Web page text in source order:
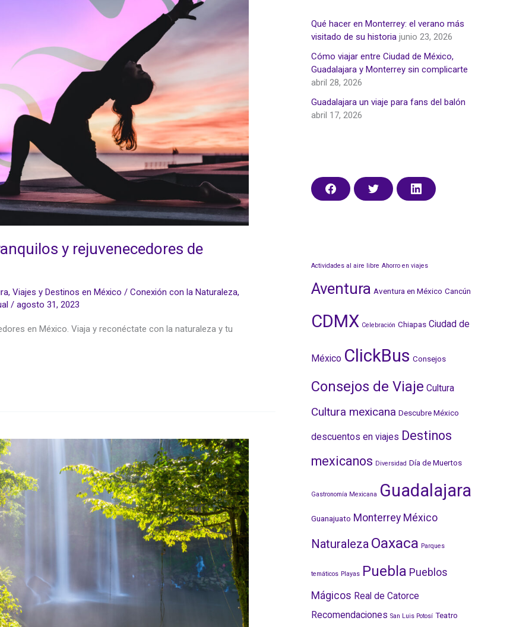
y rejuvenecedores de
, Viajes y Destinos en México / Conexión con la Naturaleza,
/ agosto 31, 2023
en México. Viaja y reconéctate con la naturaleza y tu
:Qué hacer en Monterrey: el verano más
visitado de su historia junio 23, 2026
Cómo viajar entre Ciudad de México,
Guadalajara y Monterrey sin complicarte
abril 28, 2026
Guadalajara un viaje para fans del balón
abril 17, 2026
C
o
r
F
e
b
o
r
T
t
C
o
r
L
e
Actividades al aire libre Ahorro en viajes
Aventura Aventura en México Cancún
CDMX Celebración Chiapas Ciudad de
México ClickBus Consejos
Consejos de Viaje Cultura
Cultura mexicana Descubre México
descuentos en viajes Destinos
mexicanos Diversidad Día de Muertos
Gastronomía Mexicana Guadalajara
Guanajuato Monterrey México
Naturaleza Oaxaca Parques
temáticos Playas Puebla Pueblos
Mágicos Real de Catorce
Recomendaciones San Luis Potosí Teatro